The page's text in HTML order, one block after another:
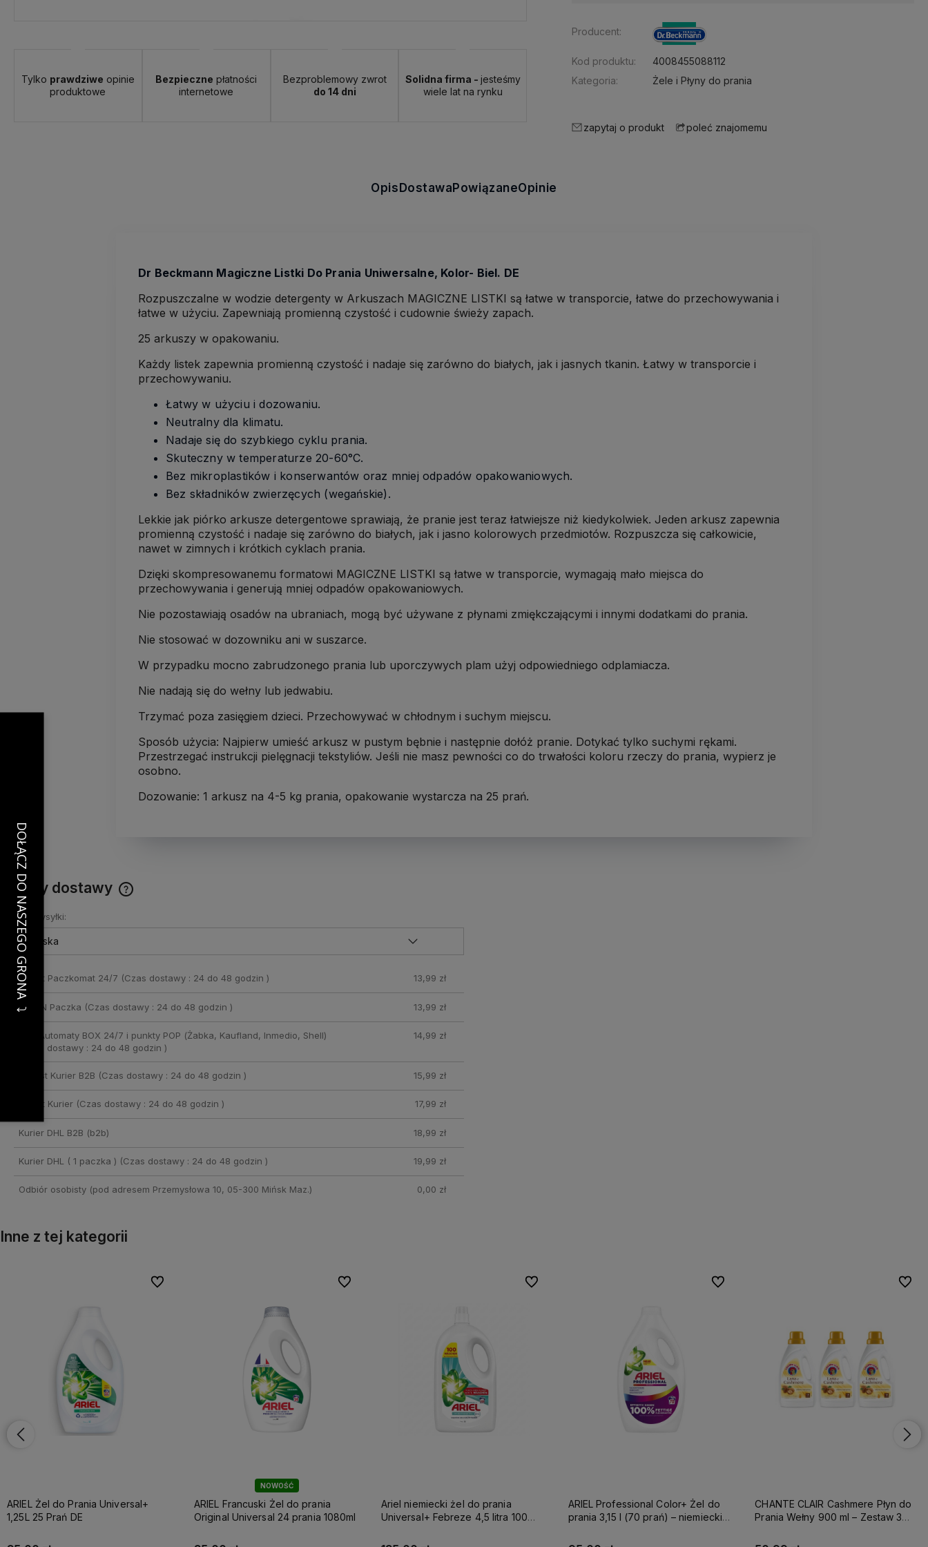
Tylko prawdziwe opinie
produktowe
Bezpieczne płatności
internetowe
Bezproblemowy zwrot
do 14 dni
Solidna firma - jesteśmy
wiele lat na rynku
Producent:
Kod produktu:
4008455088112
Kategoria:
Żele i Płyny do prania
zapytaj o produkt poleć znajomemu
OpisDostawaPowiązaneOpinie
Dr Beckmann Magiczne Listki Do Prania Uniwersalne, Kolor- Biel. DE
Rozpuszczalne w wodzie detergenty w Arkuszach MAGICZNE LISTKI są łatwe w transporcie, łatwe do przechowywania i
łatwe w użyciu. Zapewniają promienną czystość i cudownie świeży zapach.
25 arkuszy w opakowaniu.
Każdy listek zapewnia promienną czystość i nadaje się zarówno do białych, jak i jasnych tkanin. Łatwy w transporcie i
przechowywaniu.
Łatwy w użyciu i dozowaniu.
Neutralny dla klimatu.
Nadaje się do szybkiego cyklu prania.
Skuteczny w temperaturze 20-60°C.
Bez mikroplastików i konserwantów oraz mniej odpadów opakowaniowych.
Bez składników zwierzęcych (wegańskie).
Lekkie jak piórko arkusze detergentowe sprawiają, że pranie jest teraz łatwiejsze niż kiedykolwiek. Jeden arkusz zapewnia
promienną czystość i nadaje się zarówno do białych, jak i jasno kolorowych przedmiotów. Rozpuszcza się całkowicie,
nawet w zimnych i krótkich cyklach prania.
Dzięki skompresowanemu formatowi MAGICZNE LISTKI są łatwe w transporcie, wymagają mało miejsca do
przechowywania i generują mniej odpadów opakowaniowych.
Nie pozostawiają osadów na ubraniach, mogą być używane z płynami zmiękczającymi i innymi dodatkami do prania.
Nie stosować w dozowniku ani w suszarce.
W przypadku mocno zabrudzonego prania lub uporczywych plam użyj odpowiedniego odplamiacza.
Nie nadają się do wełny lub jedwabiu.
Trzymać poza zasięgiem dzieci. Przechowywać w chłodnym i suchym miejscu.
Sposób użycia: Najpierw umieść arkusz w pustym bębnie i następnie dołóż pranie. Dotykać tylko suchymi rękami.
Przestrzegać instrukcji pielęgnacji tekstyliów. Jeśli nie masz pewności co do trwałości koloru rzeczy do prania, wypierz je
osobno.
Dozowanie: 1 arkusz na 4-5 kg prania, opakowanie wystarcza na 25 prań.
Koszty dostawy
Kraj wysyłki:
InPost Paczkomat 24/7 (Czas dostawy : 24 do 48 godzin ) 13,99 zł
ORLEN Paczka (Czas dostawy : 24 do 48 godzin ) 13,99 zł
DHL Automaty BOX 24/7 i punkty POP (Żabka, Kaufland, Inmedio, Shell)
(Czas dostawy : 24 do 48 godzin )
14,99 zł
In Post Kurier B2B (Czas dostawy : 24 do 48 godzin ) 15,99 zł
InPost Kurier (Czas dostawy : 24 do 48 godzin ) 17,99 zł
Kurier DHL B2B (b2b) 18,99 zł
Kurier DHL ( 1 paczka ) (Czas dostawy : 24 do 48 godzin ) 19,99 zł
Odbiór osobisty (pod adresem Przemysłowa 10, 05-300 Mińsk Maz.) 0,00 zł
Inne z tej kategorii
ARIEL Żel do Prania Universal+
1,25L 25 Prań DE
Do ulubionych
Do ulubionych
NOWOŚĆ
ARIEL Francuski Żel do prania
Original Universal 24 prania 1080ml
Do ulubionych
Do ulubionych
Ariel niemiecki żel do prania
Universal+ Febreze 4,5 litra 100
Do ulubionych
Do ulubionych
ARIEL Professional Color+ Żel do
prania 3,15 l (70 prań) – niemiecki
plamy
Do ulubionych
Do ulubionych
CHANTE CLAIR Cashmere Płyn do
Prania Wełny 900 ml – Zestaw 3
Do
Do